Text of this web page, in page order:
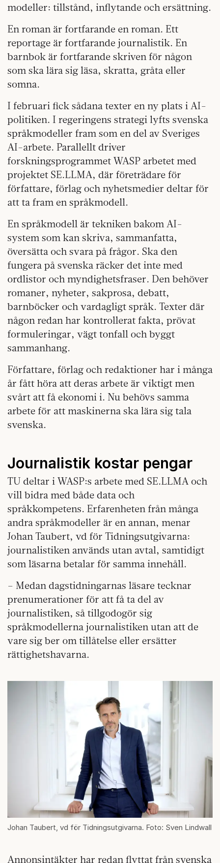
modeller: tillstånd, inflytande och ersättning.
En roman är fortfarande en roman. Ett
reportage är fortfarande journalistik. En
barnbok är fortfarande skriven för någon
som ska lära sig läsa, skratta, gråta eller
somna.
I februari fick sådana texter en ny plats i AI-
politiken. I regeringens strategi lyfts svenska
språkmodeller fram som en del av Sveriges
AI-arbete. Parallellt driver
forskningsprogrammet WASP arbetet med
projektet SE.LLMA, där företrädare för
författare, förlag och nyhetsmedier deltar för
att ta fram en språkmodell.
En språkmodell är tekniken bakom AI-
system som kan skriva, sammanfatta,
översätta och svara på frågor. Ska den
fungera på svenska räcker det inte med
ordlistor och myndighetsfraser. Den behöver
romaner, nyheter, sakprosa, debatt,
barnböcker och vardagligt språk. Texter där
någon redan har kontrollerat fakta, prövat
formuleringar, vägt tonfall och byggt
sammanhang.
Författare, förlag och redaktioner har i många
år fått höra att deras arbete är viktigt men
svårt att få ekonomi i. Nu behövs samma
arbete för att maskinerna ska lära sig tala
svenska.
Journalistik kostar pengar
TU deltar i WASP:s arbete med SE.LLMA och
vill bidra med både data och
språkkompetens. Erfarenheten från många
andra språkmodeller är en annan, menar
Johan Taubert, vd för Tidningsutgivarna:
journalistiken används utan avtal, samtidigt
som läsarna betalar för samma innehåll.
– Medan dagstidningarnas läsare tecknar
prenumerationer för att få ta del av
journalistiken, så tillgodogör sig
språkmodellerna journalistiken utan att de
vare sig ber om tillåtelse eller ersätter
rättighetshavarna.
Johan Taubert, vd för Tidningsutgivarna. Foto: Sven Lindwall
Annonsintäkter har redan flyttat från svenska